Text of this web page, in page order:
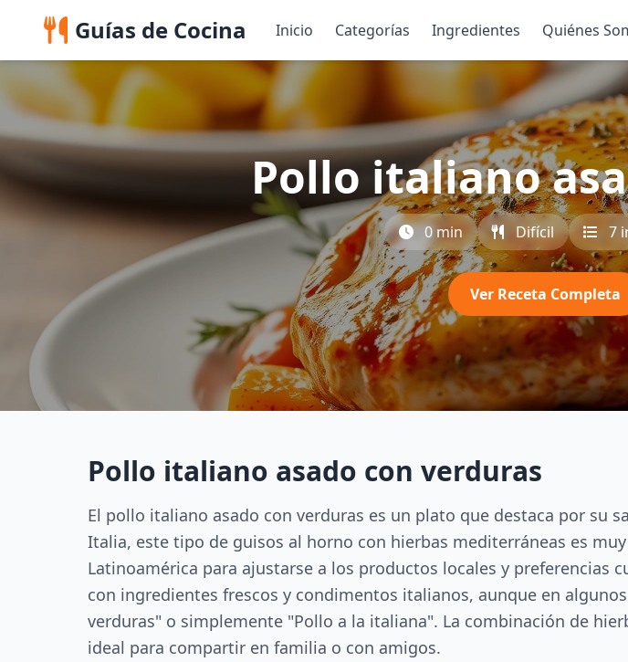
Guías de Cocina Inicio Categorías Ingredientes Quiénes
Pollo italiano
0 min Difícil 7
Ver Receta Completa
Pollo italiano asado con verduras
El pollo italiano asado con verduras es un plato que destaca por su
Italia, este tipo de guisos al horno con hierbas mediterráneas es
Latinoamérica para ajustarse a los productos locales y preferencias
con ingredientes frescos y condimentos italianos, aunque en
verduras" o simplemente "Pollo a la italiana". La combinación de
ideal para compartir en familia o con amigos.